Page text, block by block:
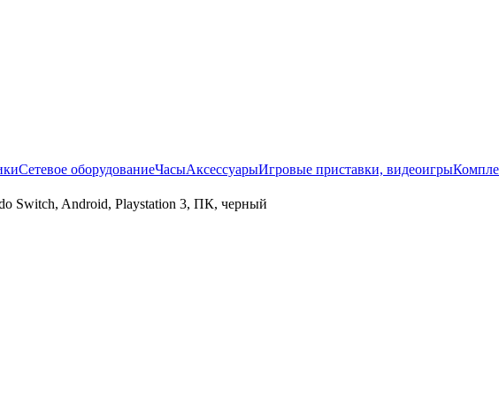
Сетевое оборудованиеЧасыАксессуарыИгровые приставки, видеоигры